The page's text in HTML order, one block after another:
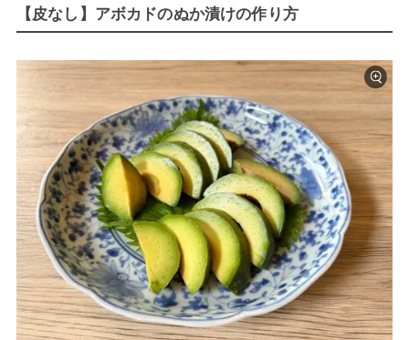
【皮なし】アボカドのぬか漬けの作り方